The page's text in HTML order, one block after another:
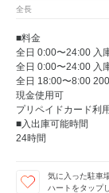
全長
■料金
全日 0:00〜24:00 入
全日 0:00〜24:00 入
全日 18:00〜8:00
現金使用可
プリペイドカード利
■入出庫可能時間
24時間
気に入った駐車
ハートをタップ